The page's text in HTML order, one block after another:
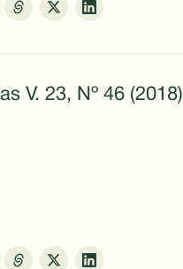
V. 23, Nº 46 (2018)